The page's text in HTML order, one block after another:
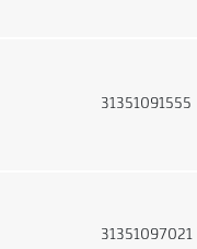
31351091555
31351097021